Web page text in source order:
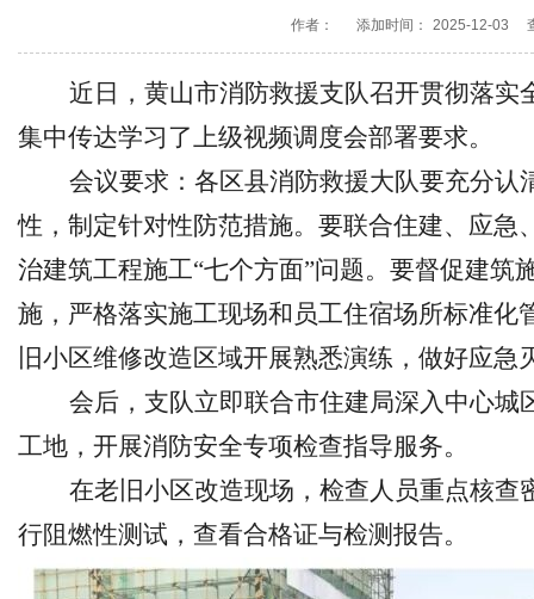
作者： 添加时间： 2025-12-03
近 日，黄山市消防救援支队召开贯彻落
集中传达学习了上级视频调度会部署要求。
会议要求：各区县消防救援大队要充分
性，制定针对性防范措施。要联合住建、应急
治建筑工程施工“七个方面”问题。要督促建筑
施，严格落实施工现场和员工住宿场所标准化
旧小区维修改造区域开展熟悉演练，做好应急
会后，支队立即联合市住建局深入中心
工地，开展消防安全专项检查指导服务。
在老旧小区改造现场，检查人员重点核
行阻燃性测试，查看合格证与检测报告。